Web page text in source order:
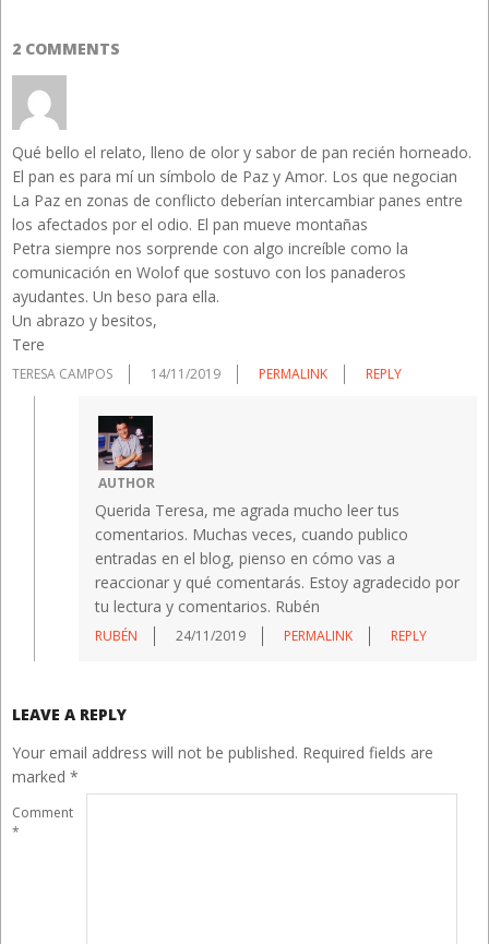
2 COMMENTS
Qué bello el relato, lleno de olor y sabor de pan recién horneado.
El pan es para mí un símbolo de Paz y Amor. Los que negocian
La Paz en zonas de conflicto deberían intercambiar panes entre
los afectados por el odio. El pan mueve montañas
Petra siempre nos sorprende con algo increíble como la
comunicación en Wolof que sostuvo con los panaderos
ayudantes. Un beso para ella.
Un abrazo y besitos,
Tere
TERESA CAMPOS 14/11/2019 PERMALINK REPLY
AUTHOR
Querida Teresa, me agrada mucho leer tus
comentarios. Muchas veces, cuando publico
entradas en el blog, pienso en cómo vas a
reaccionar y qué comentarás. Estoy agradecido por
tu lectura y comentarios. Rubén
RUBÉN 24/11/2019 PERMALINK REPLY
LEAVE A REPLY
Your email address will not be published. Required fields are
marked *
Comment
*